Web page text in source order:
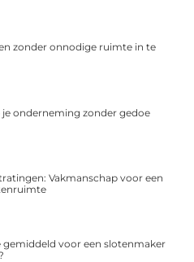
zonder onnodige ruimte in te
je onderneming zonder gedoe
Vakmanschap voor een
gemiddeld voor een slotenmaker